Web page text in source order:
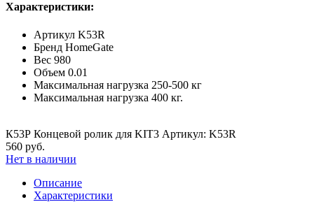
Характеристики:
Артикул K53R
Бренд HomeGate
Вес 980
Объем 0.01
Максимальная нагрузка 250-500 кг
Максимальная нагрузка 400 кг.
К53Р Концевой ролик для KIT3 Артикул: K53R
560 руб.
Нет в наличии
Описание
Характеристики